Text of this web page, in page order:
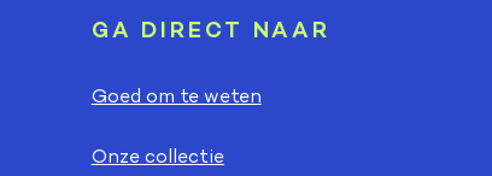
GA DIRECT NAAR
Goed om te weten
Onze collectie